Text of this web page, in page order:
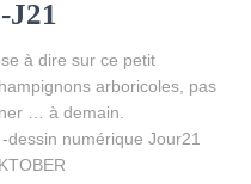
à dire sur ce petit
arboricoles, pas
… à demain.
dessin numérique Jour21